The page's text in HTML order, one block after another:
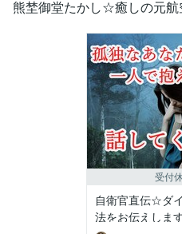
熊埜御堂たかし☆癒しの元航
受付
自衛官直伝☆ダ
法をお伝えしま